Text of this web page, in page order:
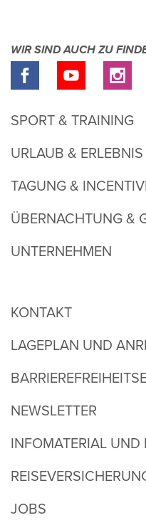
WIR SIND AUCH ZU
SPORT & TRAINING
URLAUB & ERLEBNIS
TAGUNG &
ÜBERNACHTUNG &
UNTERNEHMEN
KONTAKT
LAGEPLAN UND
NEWSLETTER
INFOMATERIAL UND
JOBS